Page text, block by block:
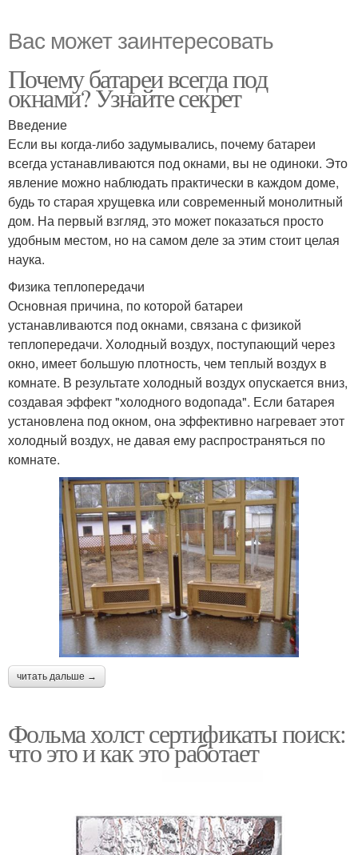
Вас может заинтересовать
Почему батареи всегда под
окнами? Узнайте секрет
Введение
Если вы когда-либо задумывались, почему батареи
всегда устанавливаются под окнами, вы не одиноки. Это
явление можно наблюдать практически в каждом доме,
будь то старая хрущевка или современный монолитный
дом. На первый взгляд, это может показаться просто
удобным местом, но на самом деле за этим стоит целая
наука.
Физика теплопередачи
Основная причина, по которой батареи
устанавливаются под окнами, связана с физикой
теплопередачи. Холодный воздух, поступающий через
окно, имеет большую плотность, чем теплый воздух в
комнате. В результате холодный воздух опускается вниз,
создавая эффект "холодного водопада". Если батарея
установлена под окном, она эффективно нагревает этот
холодный воздух, не давая ему распространяться по
комнате.
читать дальше →
Фольма холст сертификаты поиск:
что это и как это работает